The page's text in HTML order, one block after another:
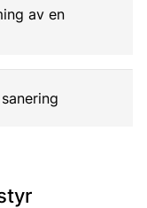
av en